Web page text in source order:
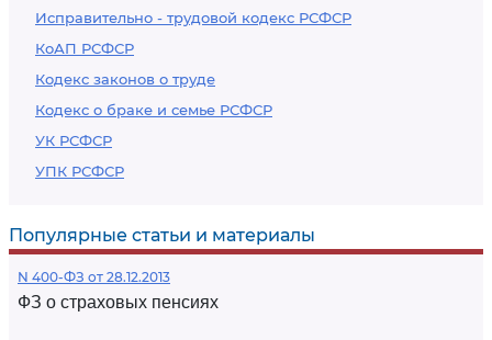
Исправительно - трудовой кодекс РСФСР
КоАП РСФСР
Кодекс законов о труде
Кодекс о браке и семье РСФСР
УК РСФСР
УПК РСФСР
Популярные статьи и материалы
N 400-ФЗ от 28.12.2013
ФЗ о страховых пенсиях